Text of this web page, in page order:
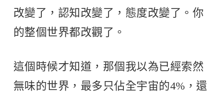
改變了，認知改變了，態度改變了。你
的整個世界都改觀了。
這個時候才知道，那個我以為已經索然
無味的世界，最多只佔全宇宙的4%，還